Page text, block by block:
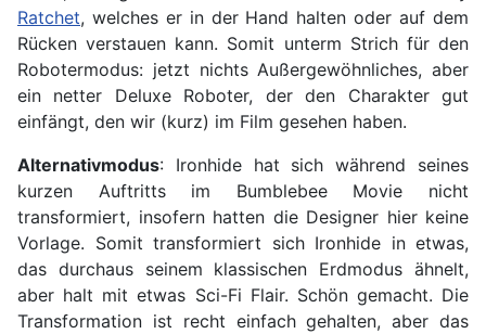
Ratchet, welches er in der Hand halten oder auf dem
Rücken verstauen kann. Somit unterm Strich für den
Robotermodus: jetzt nichts Außergewöhnliches, aber
ein netter Deluxe Roboter, der den Charakter gut
einfängt, den wir (kurz) im Film gesehen haben.
Alternativmodus: Ironhide hat sich während seines
kurzen Auftritts im Bumblebee Movie nicht
transformiert, insofern hatten die Designer hier keine
Vorlage. Somit transformiert sich Ironhide in etwas,
das durchaus seinem klassischen Erdmodus ähnelt,
aber halt mit etwas Sci-Fi Flair. Schön gemacht. Die
Transformation ist recht einfach gehalten, aber das